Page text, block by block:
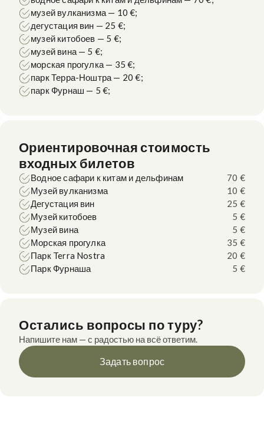
музей вулканизма — 10 €;
дегустация вин — 25 €;
музей китобоев — 5 €;
музей вина — 5 €;
морская прогулка — 35 €;
парк Терра-Ноштра — 20 €;
парк Фурнаш — 5 €;
Ориентировочная стоимость
входных билетов
Водное сафари к китам и дельфинам
70 €
Музей вулканизма
10 €
Дегустация вин
25 €
Музей китобоев
5 €
Музей вина
5 €
Морская прогулка
35 €
Парк Terra Nostra
20 €
Парк Фурнаша
5 €
Остались вопросы по туру?
Напишите нам — с радостью на всё ответим.
Задать вопрос